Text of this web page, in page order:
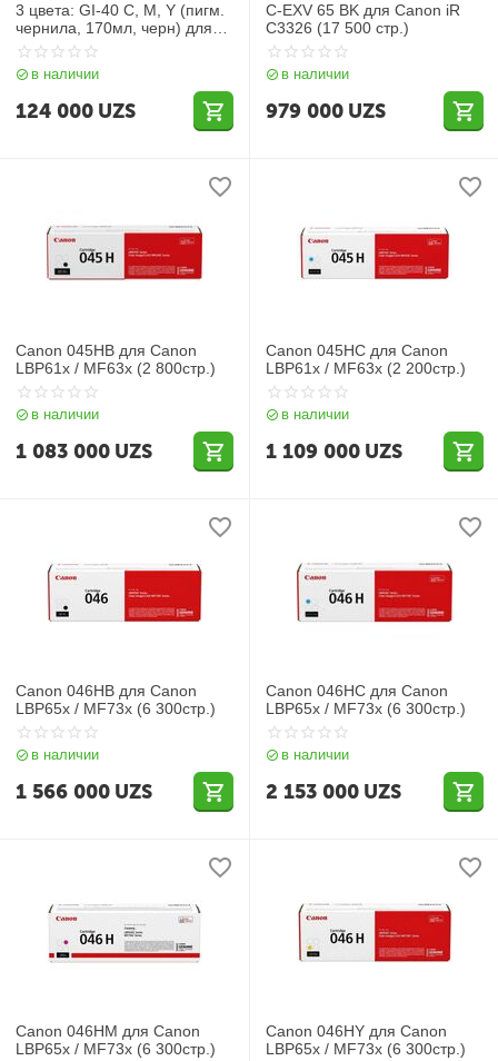
3 цвета: GI-40 C, M, Y (пигм.
чернила, 170мл, черн) для
Canon
G5040/6040/7040/GM2040/40
40 (цена за один тип, 1шт)
в наличии
124 000 UZS
C-EXV 65 BK для Canon iR
C3326 (17 500 стр.)
в наличии
979 000 UZS
Canon 045HB для Canon
LBP61x / MF63x (2 800стр.)
в наличии
1 083 000 UZS
Canon 045HC для Canon
LBP61x / MF63x (2 200стр.)
в наличии
1 109 000 UZS
Canon 046HB для Canon
LBP65x / MF73x (6 300стр.)
в наличии
1 566 000 UZS
Canon 046HC для Canon
LBP65x / MF73x (6 300стр.)
в наличии
2 153 000 UZS
Canon 046HM для Canon
LBP65x / MF73x (6 300стр.)
Canon 046HY для Canon
LBP65x / MF73x (6 300стр.)